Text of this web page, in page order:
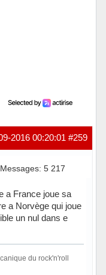
#259
2016 00:20:01
Messages: 5 217
a France joue sa
a Norvège qui joue
un nul dans e
du rock'n'roll